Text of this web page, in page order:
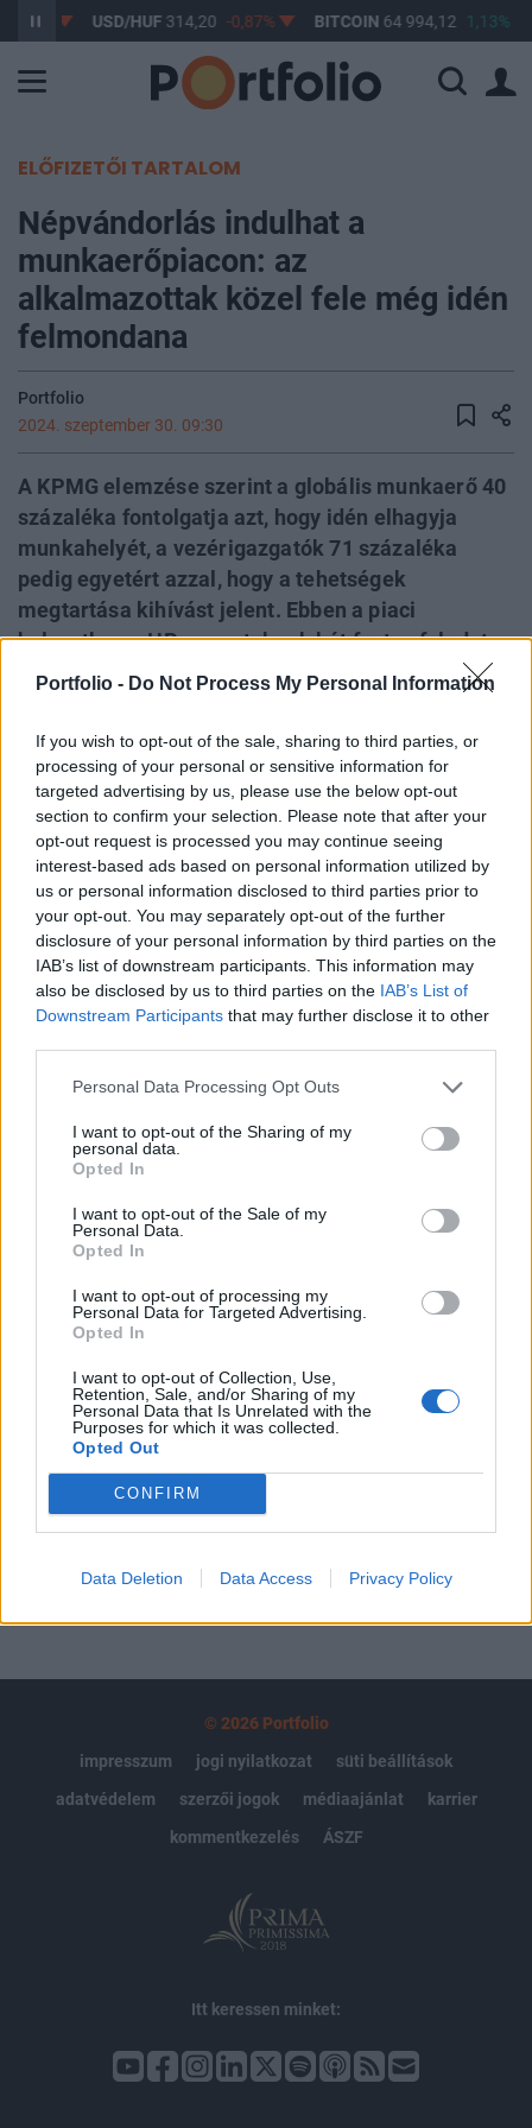
Portfolio - Do Not Process My Personal Information
If you wish to opt-out of the sale, sharing to third parties, or
processing of your personal or sensitive information for
targeted advertising by us, please use the below opt-out
section to confirm your selection. Please note that after your
opt-out request is processed you may continue seeing
interest-based ads based on personal information utilized by
us or personal information disclosed to third parties prior to
your opt-out. You may separately opt-out of the further
disclosure of your personal information by third parties on the
IAB’s list of downstream participants. This information may
also be disclosed by us to third parties on the IAB’s List of
Downstream Participants that may further disclose it to other
Personal Data Processing Opt Outs
I want to opt-out of the Sharing of my
personal data.
Opted In
I want to opt-out of the Sale of my
Personal Data.
Opted In
I want to opt-out of processing my
Personal Data for Targeted Advertising.
Opted In
I want to opt-out of Collection, Use,
Retention, Sale, and/or Sharing of my
Personal Data that Is Unrelated with the
Purposes for which it was collected.
Opted Out
CONFIRM
Data Deletion Data Access Privacy Policy
-0,61% USD/HUF314,20 -0,87% BITCOIN64 994,12 1,13%
ELŐFIZETŐI TARTALOM
Népvándorlás indulhat a
munkaerőpiacon: az
alkalmazottak közel fele még idén
felmondana
Portfolio
2024. szeptember 30. 09:30
A KPMG elemzése szerint a globális munkaerő 40
százaléka fontolgatja azt, hogy idén elhagyja
munkahelyét, a vezérigazgatók 71 százaléka
pedig egyetért azzal, hogy a tehetségek
megtartása kihívást jelent. Ebben a piaci
helyzetben a HR-csapatoknak két fontos feladata
van: megtalálni a cégen belül értékes, de hezitáló
ösztönözni őket, illetve hatékonyan toborozni
további tehetségeket. Egyértelmű, hogy a
szervezetek stratégiájában az AI alapmodellek
fontos szerepet fognak játszani a következő 3-5
évben.
Deep Tech 2026Kutatás, ipar, tőke: hol születnek a
következő évtized nagy üzleti lehetőségei? November 18-án
érkezik a Portfolio első deep tech konferenciája,
regisztráció és részletek itt!Információ és jelentkezésA
munkavállalók már jó ideje nem csak a fizetést nézik
munkahelyük kiválasztásánál. Fontos szempont lett
például a fentarthatósági értékek képviselete...
KEDVES OLVASÓNK!
tartozik, melynek olvasása előfizetéses
regisztrációhoz kötött.
Az előfizetés a következőket tartalmazza:
Portfolio.hu teljes cikkarchívum
kötéslistái
MÁR ELŐFIZETŐNK VAGY?BEJELENTKEZÉS
© 2026 Portfolio
impresszum
jogi nyilatkozat
süti beállítások
adatvédelem
szerzői jogok médiaajánlat
karrier
kommentkezelés
ÁSZF
Itt keressen minket: